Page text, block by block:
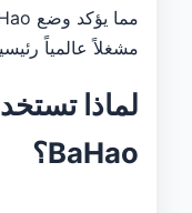
مشغلاً عالمياً
BaHao؟